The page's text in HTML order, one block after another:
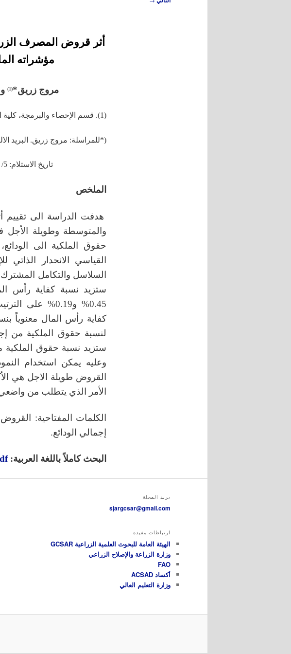
أثر قروض المصرف
مؤشراته
مروج زريق*(1)
(1). قسم الإحصاء والبرمجة، كلية الاقتصاد، جامعة تشرين، اللاذقية، سورية.
(*للمراسلة: مروج زريق. البريد
تاريخ الاستلام: 5/ 01/ 2023 تاريخ القبول: 26/ 02/ 2023
الملخص
هدفت الدراسة الى تقييم
والمتوسطة وطويلة
السلاسل والتكامل
ستزيد نسبة كفاية رأس
0.45% و0.19%
لنسبة حقوق الملكية من
وعليه يمكن استخدام
القروض طويلة الاجل هي
الأمر الذي يتطلب من
الكلمات المفتاحية:
إجمالي الودائع.
البحث كاملاً باللغة العربية:
بريد المجلة
sjargcsar@gmail.com
ارتباطات مفيدة
الهيئة العامة للبحوث العلمية الزراعية GCSAR
وزارة الزراعة والإصلاح الزراعي
FAO
أكساد ACSAD
وزارة التعليم العالي